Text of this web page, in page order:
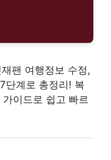
팬 여행정보 수정,
단계로 총정리! 복
이드로 쉽고 빠르